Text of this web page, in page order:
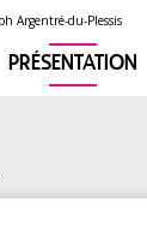
PRÉSENTATION